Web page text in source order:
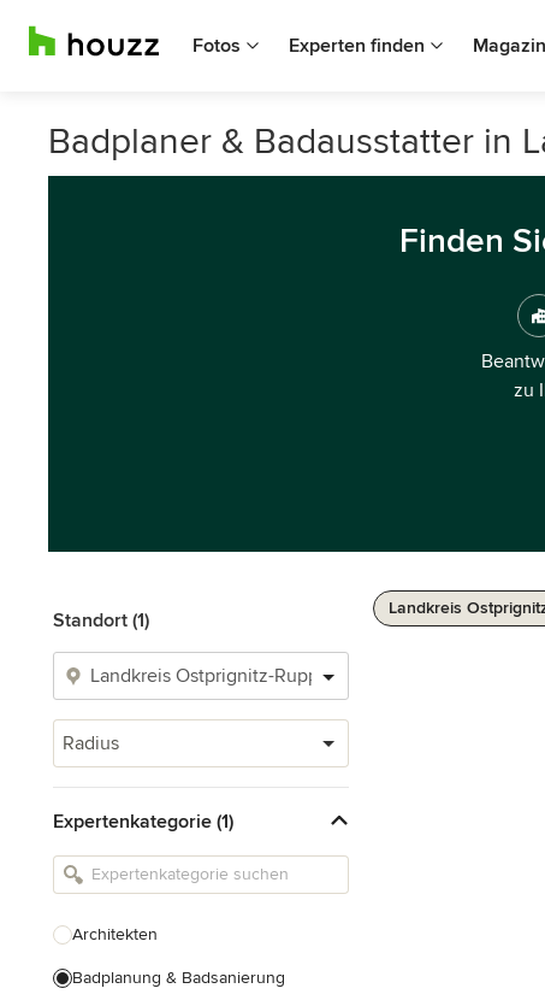
Fotos Experten finden Magazin
Badplaner & Badausstatter in
Finden
zu
Standort (1)
Radius
Expertenkategorie (1)
Architekten
Badplanung & Badsanierung
Landkreis